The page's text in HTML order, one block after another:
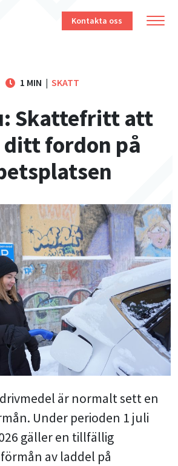
Kontakta oss
1 MIN | SKATT
Skattefritt att
ditt fordon på
är normalt sett en
Under perioden 1 juli
gäller en tillfällig
av laddel på